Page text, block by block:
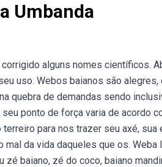
Umbanda
alguns nomes científicos.
uso. Webos baianos são
quebra de demandas sendo
ponto de força varia de acordo
para nos trazer seu axé,
da vida daqueles que os. Weba
baiano, zé do coco, baiano